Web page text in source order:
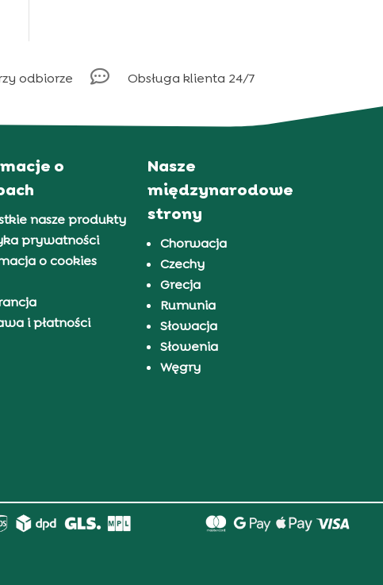
odbiorze  Obsługa klienta 24/7
o
nasze produkty
prywatności
o cookies
i płatności
Nasze
międzynarodowe
strony
Chorwacja
Czechy
Grecja
Rumunia
Słowacja
Słowenia
Węgry